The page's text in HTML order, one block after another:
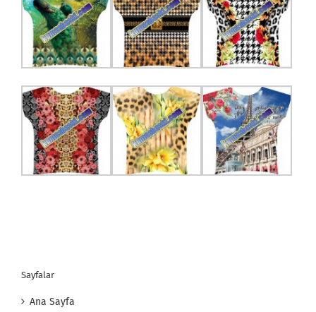
Sayfalar
Ana Sayfa